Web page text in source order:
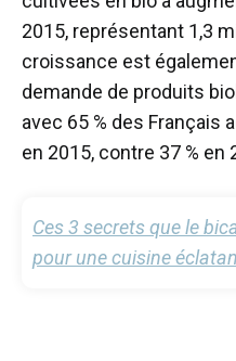
2015, représentant 1,3
croissance est
demande de produits
avec 65 % des Français
en 2015, contre 37 % en
Ces 3 secrets que le
pour une cuisine